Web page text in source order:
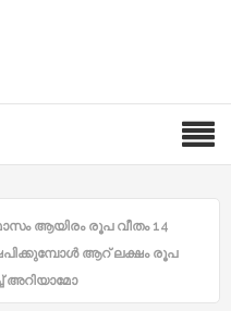
ആയിരം രൂപ വീതം 14
ആറ് ലക്ഷം രൂപ
അറിയാമോ